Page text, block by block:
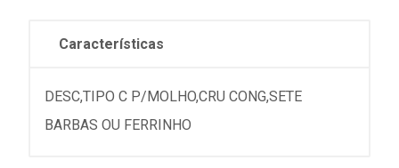
Características
DESC,TIPO C P/MOLHO,CRU CONG,SETE
BARBAS OU FERRINHO